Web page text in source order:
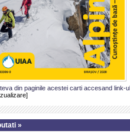
din paginile acestei carti accesand link-ul
»